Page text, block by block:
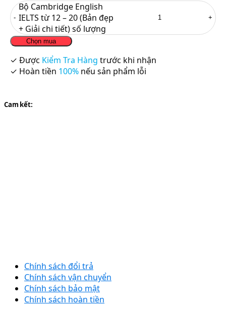
Bộ Cambridge English
IELTS từ 12 – 20 (Bản đẹp
+ Giải chi tiết) số lượng
Chọn mua
✓ Được Kiểm Tra Hàng trước khi nhận
✓ Hoàn tiền 100% nếu sản phẩm lỗi
Cam kết:
Chính sách đổi trả
Chính sách vận chuyển
Chính sách bảo mật
Chính sách hoàn tiền